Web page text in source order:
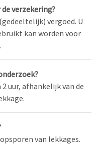
verzekering?
vergoed. U
kan worden voor
uur, afhankelijk van de
van lekkages.